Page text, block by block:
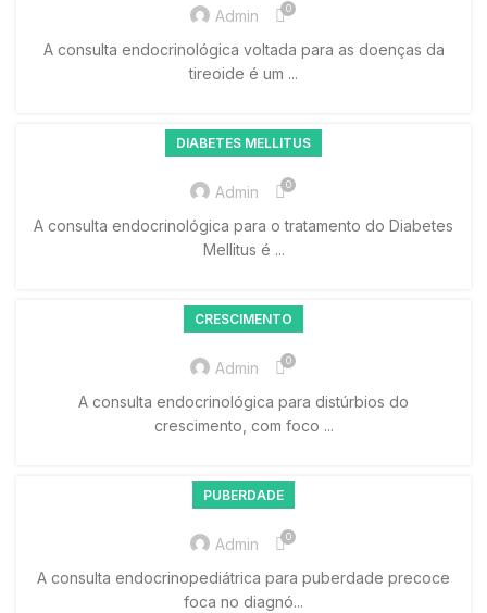
Admin 0
A consulta endocrinológica voltada para as doenças da
tireoide é um ...
DIABETES MELLITUS
Admin 0
A consulta endocrinológica para o tratamento do Diabetes
Mellitus é ...
CRESCIMENTO
Admin 0
A consulta endocrinológica para distúrbios do
crescimento, com foco ...
PUBERDADE
Admin 0
A consulta endocrinopediátrica para puberdade precoce
foca no diagnó...